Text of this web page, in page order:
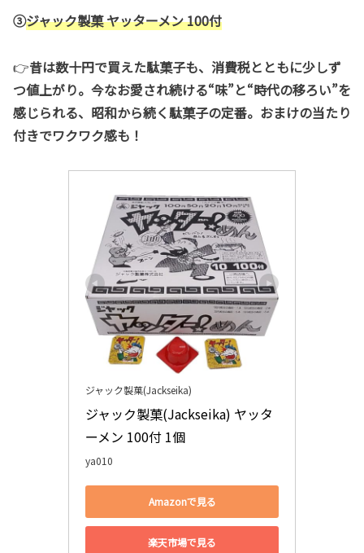
③ジャック製菓 ヤッターメン 100付
👉昔は数十円で買えた駄菓子も、消費税とともに少しず
つ値上がり。今なお愛され続ける“味”と“時代の移ろい”を
感じられる、昭和から続く駄菓子の定番。おまけの当たり
付きでワクワク感も！
ジャック製菓(Jackseika)
ジャック製菓(Jackseika) ヤッタ
ーメン 100付 1個
ya010
Amazonで見る
楽天市場で見る